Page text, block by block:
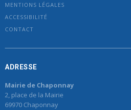
MENTIONS LÉGALES
ACCESSIBILITÉ
CONTACT
ADRESSE
Mairie de Chaponnay
2, place de la Mairie
69970 Chaponnay